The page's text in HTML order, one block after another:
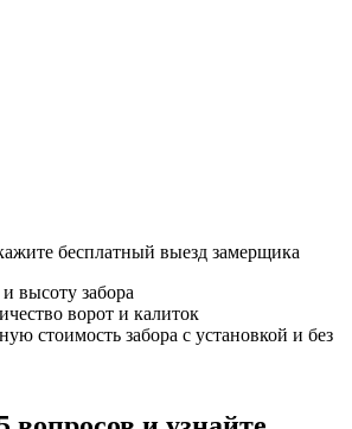
бесплатный выезд замерщика
высоту забора
ворот и калиток
стоимость забора с установкой и без